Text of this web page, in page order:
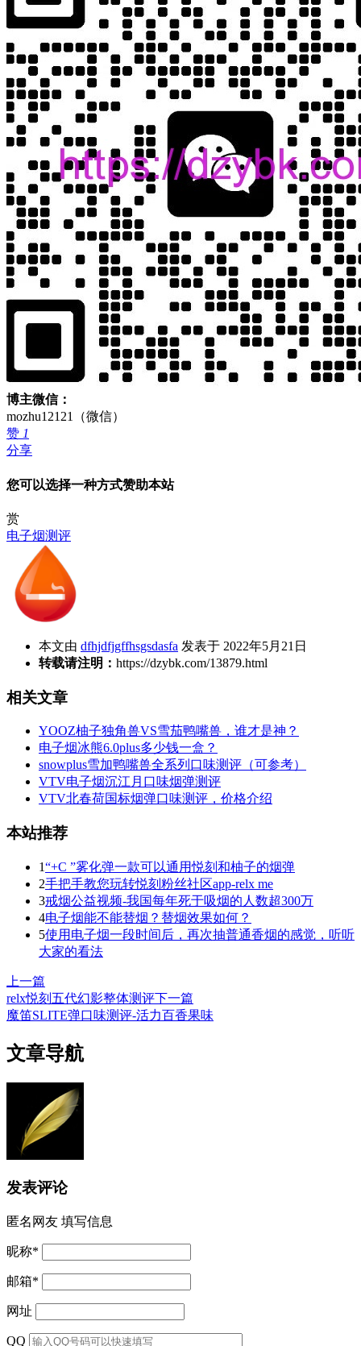
博主微信：
mozhu12121（微信）
赞 1
分享
您可以选择一种方式赞助本站
赏
电子烟测评
本文由 dfhjdfjgffhsgsdasfa 发表于 2022年5月21日
转载请注明： https://dzybk.com/13879.html
相关文章
YOOZ柚子独角兽VS雪茄鸭嘴兽，谁才是神？
电子烟冰熊6.0plus多少钱一盒？
snowplus雪加鸭嘴兽全系列口味测评（可参考）
VTV电子烟沉江月口味烟弹测评
VTV北春荷国标烟弹口味测评，价格介绍
本站推荐
1“+C ”雾化弹一款可以通用悦刻和柚子的烟弹
2手把手教您玩转悦刻粉丝社区app-relx me
3戒烟公益视频-我国每年死于吸烟的人数超300万
4电子烟能不能替烟？替烟效果如何？
5使用电子烟一段时间后，再次抽普通香烟的感觉，听听
大家的看法
上一篇
relx悦刻五代幻影整体测评下一篇
魔笛SLITE弹口味测评-活力百香果味
文章导航
发表评论
匿名网友 填写信息
昵称*
邮箱*
网址
QQ